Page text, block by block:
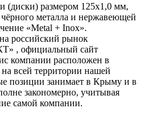
(диски) размером 125х1,0 мм,
металла и нержавеющей
«Metal + Inox».
российский рынок
, официальный сайт
компании расположен в
всей территории нашей
позиции занимает в Крыму и в
закономерно, учитывая
самой компании.